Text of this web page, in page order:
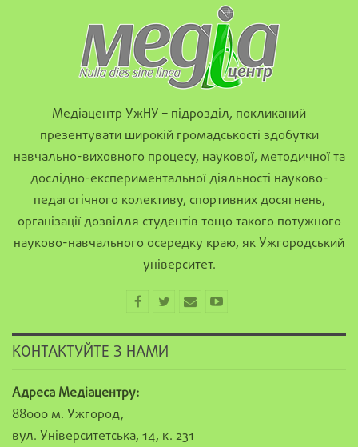
Медіацентр УжНУ – підрозділ, покликаний
презентувати широкій громадськості здобутки
навчально-виховного процесу, наукової, методичної та
дослідно-експериментальної діяльності науково-
педагогічного колективу, спортивних досягнень,
організації дозвілля студентів тощо такого потужного
науково-навчального осередку краю, як Ужгородський
університет.
КОНТАКТУЙТЕ З НАМИ
Адреса Медіацентру:
88000 м. Ужгород,
вул. Університетська, 14, к. 231